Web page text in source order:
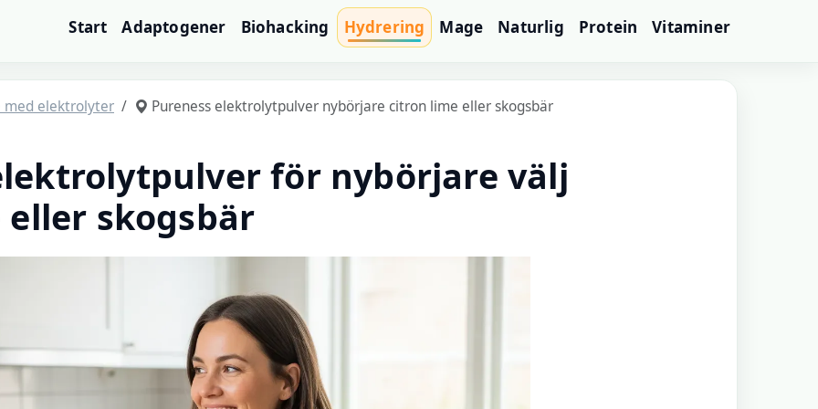
Start Adaptogener Biohacking Hydrering Mage Naturlig Protein Vitaminer
med elektrolyter Pureness elektrolytpulver nybörjare citron lime eller skogsbär
för nybörjare välj
skogsbär